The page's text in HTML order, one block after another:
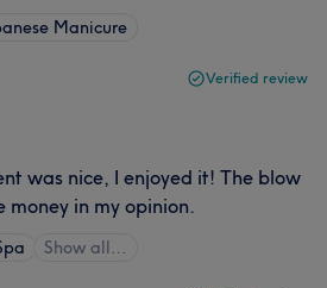
Manicure
Verified review
was nice, I enjoyed it! The blow
in my opinion.
Show all…